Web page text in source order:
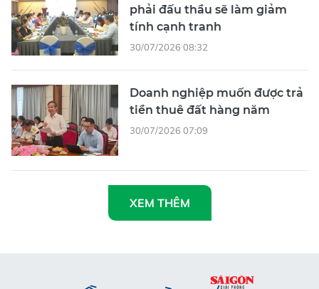
phải đấu thầu sẽ làm giảm
tính cạnh tranh
30/07/2026 08:32
Doanh nghiệp muốn được trả
tiền thuê đất hàng năm
30/07/2026 07:09
XEM THÊM